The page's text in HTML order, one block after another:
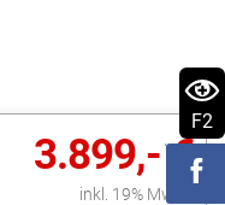
3.899,- €
inkl. 19% MwSt.
F2